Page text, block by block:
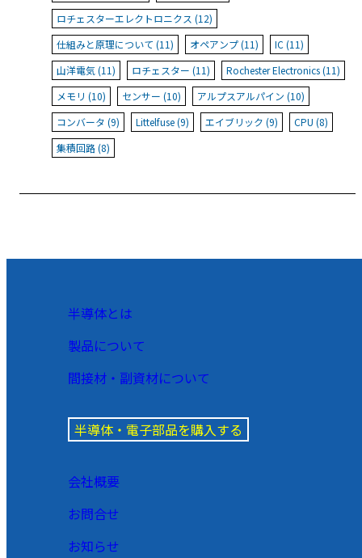
ロチェスターエレクトロニクス (12)
仕組みと原理について (11)
オペアンプ (11)
IC (11)
山洋電気 (11)
ロチェスター (11)
Rochester Electronics (11)
メモリ (10)
センサー (10)
アルプスアルパイン (10)
コンバータ (9)
Littelfuse (9) エイブリック (9)
CPU (8)
集積回路 (8)
半導体とは
製品について
間接材・副資材について
半導体・電子部品を購入する
会社概要
お問合せ
お知らせ